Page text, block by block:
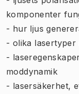
komponenter
- hur ljus
- olika lasertyper
-
moddynamik
- lasersäkerhet,